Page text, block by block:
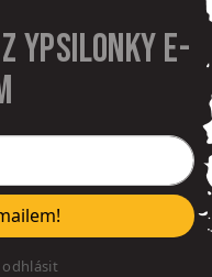
Ypsilonky e-